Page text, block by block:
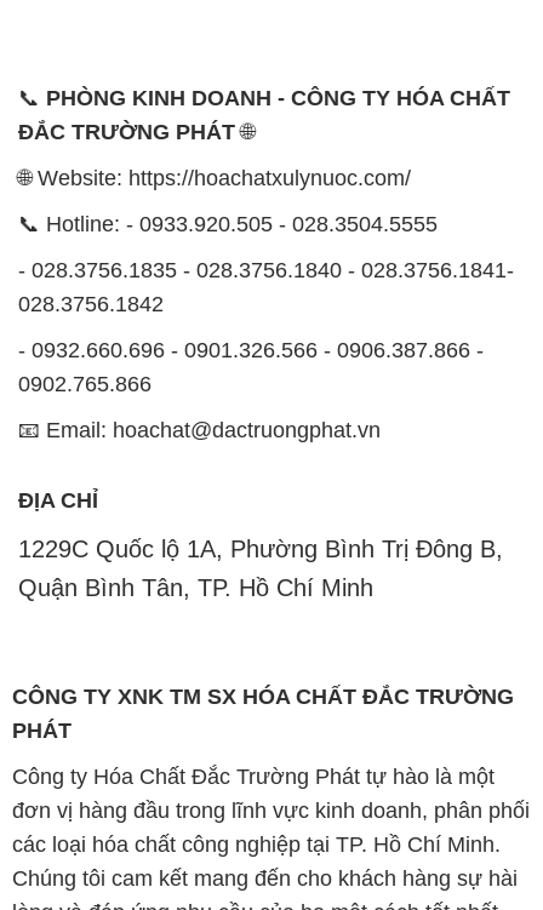
📞 PHÒNG KINH DOANH - CÔNG TY HÓA CHẤT
ĐẮC TRƯỜNG PHÁT🌐
🌐 Website: https://hoachatxulynuoc.com/
📞 Hotline: - 0933.920.505 - 028.3504.5555
- 028.3756.1835 - 028.3756.1840 - 028.3756.1841-
028.3756.1842
- 0932.660.696 - 0901.326.566 - 0906.387.866 -
0902.765.866
📧 Email: hoachat@dactruongphat.vn
ĐỊA CHỈ
1229C Quốc lộ 1A, Phường Bình Trị Đông B,
Quận Bình Tân, TP. Hồ Chí Minh
CÔNG TY XNK TM SX HÓA CHẤT ĐẮC TRƯỜNG
PHÁT
Công ty Hóa Chất Đắc Trường Phát tự hào là một
đơn vị hàng đầu trong lĩnh vực kinh doanh, phân phối
các loại hóa chất công nghiệp tại TP. Hồ Chí Minh.
Chúng tôi cam kết mang đến cho khách hàng sự hài